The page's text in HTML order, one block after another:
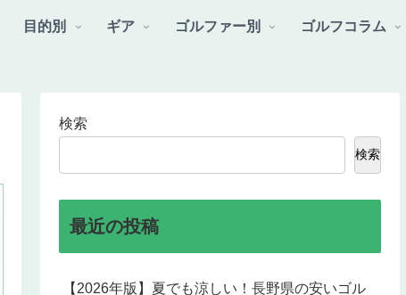
目的別 ギア ゴルファー別 ゴルフコラム
検索
検索
最近の投稿
【2026年版】夏でも涼しい！長野県の安いゴル